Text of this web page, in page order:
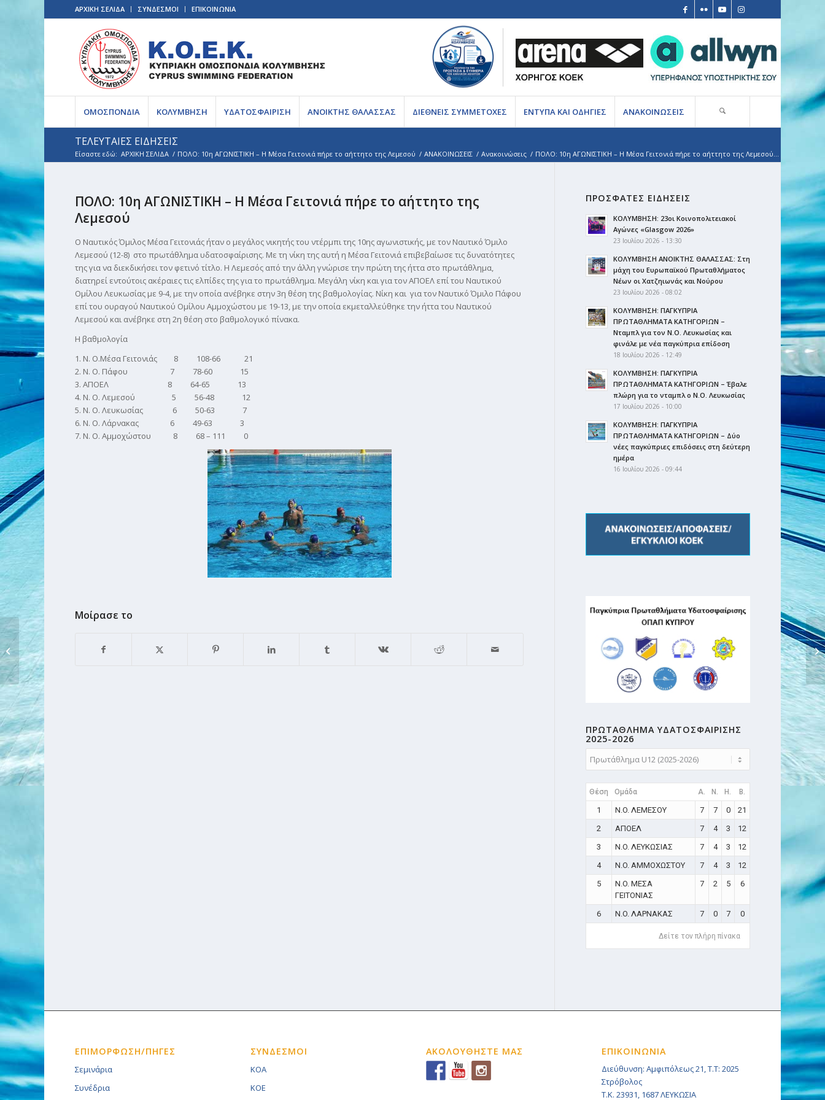
ΑΡΧΙΚΗ ΣΕΛΙΔΑ ΣΥΝΔΕΣΜΟΙ ΕΠΙΚΟΙΝΩΝΙΑ
ΟΜΟΣΠΟΝΔΙΑ ΚΟΛΥΜΒΗΣΗ ΥΔΑΤΟΣΦΑΙΡΙΣΗ ΑΝΟΙΚΤΗΣ ΘΑΛΑΣΣΑΣ ΔΙΕΘΝΕΙΣ ΣΥΜΜΕΤΟΧΕΣ ΕΝΤΥΠΑ ΚΑΙ ΟΔΗΓΙΕΣ ΑΝΑΚΟΙΝΩΣΕΙΣ
ΤΕΛΕΥΤΑΙΕΣ ΕΙΔΗΣΕΙΣ
Είσαστε εδώ: ΑΡΧΙΚΗ ΣΕΛΙΔΑ / ΠΟΛΟ: 10η ΑΓΩΝΙΣΤΙΚΗ – Η Μέσα Γειτονιά πήρε το αήττητο της Λεμεσού / ΑΝΑΚΟΙΝΩΣΕΙΣ / Ανακοινώσεις / ΠΟΛΟ: 10η ΑΓΩΝΙΣΤΙΚΗ – Η Μέσα Γειτονιά πήρε το αήττητο της Λεμεσού...
ΠΟΛΟ: 10η ΑΓΩΝΙΣΤΙΚΗ – Η Μέσα Γειτονιά πήρε το αήττητο της
Λεμεσού
Ο Ναυτικός Όμιλος Μέσα Γειτονιάς ήταν ο μεγάλος νικητής του ντέρμπι της 10ης αγωνιστικής, με τον Ναυτικό Όμιλο
Λεμεσού (12-8) στο πρωτάθλημα υδατοσφαίρισης. Με τη νίκη της αυτή η Μέσα Γειτονιά επιβεβαίωσε τις δυνατότητες
της για να διεκδικήσει τον φετινό τίτλο. Η Λεμεσός από την άλλη γνώρισε την πρώτη της ήττα στο πρωτάθλημα,
διατηρεί εντούτοις ακέραιες τις ελπίδες της για το πρωτάθλημα. Μεγάλη νίκη και για τον ΑΠΟΕΛ επί του Ναυτικού
Ομίλου Λευκωσίας με 9-4, με την οποία ανέβηκε στην 3η θέση της βαθμολογίας. Νίκη και για τον Ναυτικό Όμιλο Πάφου
επί του ουραγού Ναυτικού Ομίλου Αμμοχώστου με 19-13, με την οποία εκμεταλλεύθηκε την ήττα του Ναυτικού
Λεμεσού και ανέβηκε στη 2η θέση στο βαθμολογικό πίνακα.
Η βαθμολογία
1. Ν. Ο.Μέσα Γειτονιάς 8 108-66 21
2. Ν. Ο. Πάφου 7 78-60 15
3. ΑΠΟΕΛ 8 64-65 13
4. Ν. Ο. Λεμεσού 5 56-48 12
5. Ν. Ο. Λευκωσίας 6 50-63 7
6. Ν. Ο. Λάρνακας 6 49-63 3
7. Ν. Ο. Αμμοχώστου 8 68 – 111 0
Μοίρασε το
ΠΡΟΣΦΑΤΕΣ ΕΙΔΗΣΕΙΣ
ΚΟΛΥΜΒΗΣΗ: 23οι Κοινοπολιτειακοί
Αγώνες «Glasgow 2026»
23 Ιουλίου 2026 - 13:30
ΚΟΛΥΜΒΗΣΗ ΑΝΟΙΚΤΗΣ ΘΑΛΑΣΣΑΣ: Στη
μάχη του Ευρωπαϊκού Πρωταθλήματος
Νέων οι Χατζηιωνάς και Νούρου
23 Ιουλίου 2026 - 08:02
ΚΟΛΥΜΒΗΣΗ: ΠΑΓΚΥΠΡΙΑ
ΠΡΩΤΑΘΛΗΜΑΤΑ ΚΑΤΗΓΟΡΙΩΝ –
Νταμπλ για τον Ν.Ο. Λευκωσίας και
φινάλε με νέα παγκύπρια επίδοση
18 Ιουλίου 2026 - 12:49
ΚΟΛΥΜΒΗΣΗ: ΠΑΓΚΥΠΡΙΑ
ΠΡΩΤΑΘΛΗΜΑΤΑ ΚΑΤΗΓΟΡΙΩΝ – Έβαλε
πλώρη για το νταμπλ ο Ν.Ο. Λευκωσίας
17 Ιουλίου 2026 - 10:00
ΚΟΛΥΜΒΗΣΗ: ΠΑΓΚΥΠΡΙΑ
ΠΡΩΤΑΘΛΗΜΑΤΑ ΚΑΤΗΓΟΡΙΩΝ – Δύο
νέες παγκύπριες επιδόσεις στη δεύτερη
ημέρα
16 Ιουλίου 2026 - 09:44
ΠΡΩΤΑΘΛΗMA ΥΔΑΤΟΣΦΑΙΡΙΣΗΣ
2025-2026
Θέση Ομάδα A. N. H. B.
1 N.O. ΛΕΜΕΣΟΥ 7 7 0
21
2
ΑΠΟΕΛ 7 4 3
12
3
N.O. ΛΕΥΚΩΣΙΑΣ 7 4 3
12
4
N.O. ΑΜΜΟΧΩΣΤΟΥ 7 4 3
12
5
N.O. ΜΕΣΑ
ΓΕΙΤΟΝΙΑΣ
7 2 5 6
6 N.O. ΛΑΡΝΑΚΑΣ 7 0 7 0
Δείτε τον πλήρη πίνακα
ΕΠΙΜΟΡΦΩΣΗ/ΠΗΓΕΣ
Σεμινάρια
Συνέδρια
ΣΥΝΔΕΣΜΟΙ
KOA
KOE
ΑΚΟΛΟΥΘΗΣΤΕ ΜΑΣ ΕΠΙΚΟΙΝΩΝΙΑ
Διεύθυνση: Αμφιπόλεως 21, Τ.Τ: 2025
Στρόβολος
Τ.Κ. 23931, 1687 ΛΕΥΚΩΣΙΑ
ΠΟΛΟ: 10η ΑΓΩΝΙΣΤΙΚΗ – Το πιο
μεγάλο ντέρμπι...
–